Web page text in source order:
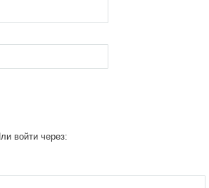
войти через: